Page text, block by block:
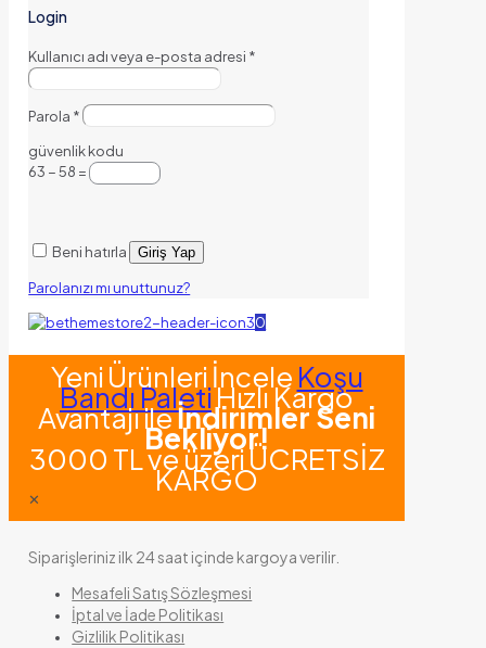
Login
Kullanıcı adı veya e-posta adresi *
Parola *
güvenlik kodu
63 − 58 =
Beni hatırla Giriş Yap
Parolanızı mı unuttunuz?
0
Yeni Ürünleri İncele Koşu
Bandı PaletiHızlı Kargo
Avantajı ileİndirimler Seni
Bekliyor!
3000 TL ve üzeri ÜCRETSİZ
KARGO
✕
Siparişleriniz ilk 24 saat içinde kargoya verilir.
Mesafeli Satış Sözleşmesi
İptal ve İade Politikası
Gizlilik Politikası